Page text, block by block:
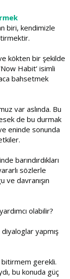
biri, kendimizle
kökten bir şekilde
Habit‘ isimli
bahsetmek
var aslında. Bu
de bu durmak
eninde sonunda
barındırdıkları
sözlerle
davranışın
olabilir?
yapmış
gerekli.
bu konuda güç